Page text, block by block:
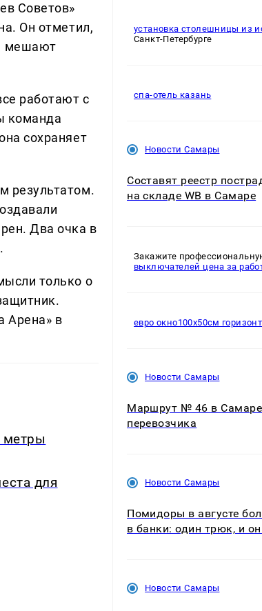
Советов»
Он отметил,
мешают
работают с
команда
сохраняет
результатом.
Два очка в
только о
Арена» в
метры
для
установка столешницы из
Санкт-Петербурге
спа-отель казань
Новости Самары
Составят реестр
на складе WB в Самаре
Закажите
выключателей цена за
евро окно100х50см
Новости Самары
Маршрут № 46 в Самаре
перевозчика
Новости Самары
Помидоры в августе
в банки: один трюк, и
Новости Самары